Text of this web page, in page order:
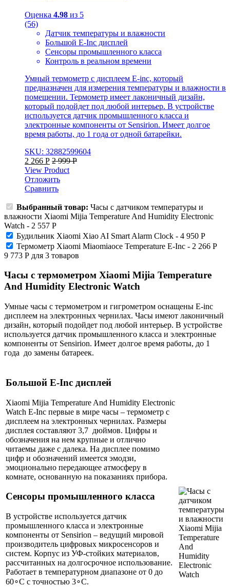
Оценка 4.98 из 5
(56)
Датчик температуры и влажности
Большой E-Inc дисплей
Сенсоры промышленного класса
Контроль в реальном времени
Умный термометр с дисплеем E-inc, который
предназначен для измерения температуры и влажности в
помещении. Термометр имеет лаконичный дизайн,
который подойдет под любой интерьер. В устройстве
используется датчик промышленного класса и
электронные компоненты от Sensirion. Имеет долгое
время работы, до 1 года от одной батарейки.
SKU: 32882599604
2 266 Р 2 999Р
View Product
Отложить
Сравнить
Выбранный товар: Часы с датчиком температуры и
влажности Xiaomi Mijia Temperature And Humidity Electronic
Watch - 2 557 Р
Будильник Xiaomi Xiao AI Smart Alarm Clock - 4 950 Р
Термометр Xiaomi Miaomiaoce Temperature E-Inc - 2 266 Р
9 773 Р для 3 товаров
Часы с термометром Xiaomi Mijia Temperature
And Humidity Electronic Watch
Умные часы с термометром и гигрометром оснащены E-inc
дисплеем на электронных чернилах. Часы имеют лаконичный
дизайн, который подойдет под любой интерьер. В устройстве
используется датчик промышленного класса и электронные
компоненты от Sensirion. Имеет долгое время работы, до 1
года до замены батареек.
Большой E-Inc дисплей
Xiaomi Mijia Temperature And Humidity Electronic
Watch E-Inc первые в мире часы – термометр с
дисплеем на электронных чернилах. Размеры
дисплея составляют 3,7 дюймов. Цифры и
обозначения на нем крупные и отлично
читаемы даже с далека. На дисплее помимо
цифр и обозначений имеется эмодзи,
эмоционально передающее атмосферу в
комнате, основанную на показаниях прибора.
Сенсоры промышленного класса
В устройстве используется датчик
промышленного класса и электронные
компоненты от Sensirion – ведущий мировой
производитель цифровых микросенсоров и
систем. Корпус из УФ-стойких материалов,
рассчитанных на долгосрочное использование.
Работает в температурном диапазоне от 0 до
60∘C с точностью 3∘C.